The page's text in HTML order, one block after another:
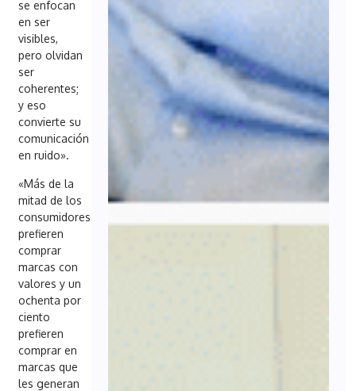
se enfocan
en ser
visibles,
pero olvidan
ser
coherentes;
y eso
convierte su
comunicación
en ruido».
«Más de la
mitad de los
consumidores
prefieren
comprar
marcas con
valores y un
ochenta por
ciento
prefieren
comprar en
marcas que
les generan